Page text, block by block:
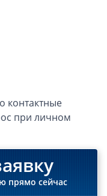
контактные
при личном
прямо сейчас